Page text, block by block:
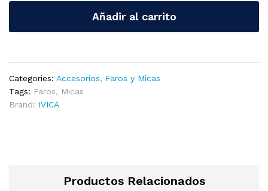
CL
Rectangular
Clear
(PAR)
quantity
Añadir al carrito
Categories: Accesorios, Faros y Micas
Tags: Faros, Micas
Brand: IVICA
Productos Relacionados